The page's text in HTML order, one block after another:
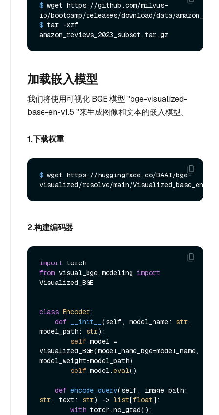
$ wget https://github.com/milvus-
io/bootcamp/releases/download/data/
$ tar -xzf
amazon_reviews_2023_subset.tar.gz
加载嵌入模型
我们将使用可视化 BGE 模型 "bge-visualized-
base-en-v1.5 "来生成图像和文本的嵌入模型。
1.下载权重
$ wget https://huggingface.co/BAAI/bge-
visualized/resolve/main/
2.构建编码器
import
from visual_bge.modeling import
Visualized_BGE
class Encoder:
def
__init__ (self, model_name: str,
model_path: str):
self.model =
Visualized_BGE(model_name_bge=model_name,
model_weight=model_path)
self.model.eval()
def encode_query(
str, text: str) -> list[float]:
with torch.no_grad():